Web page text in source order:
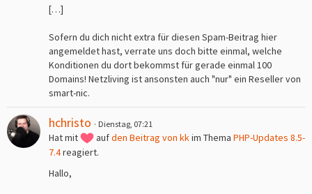
[…]
Sofern du dich nicht extra für diesen Spam-Beitrag hier
angemeldet hast, verrate uns doch bitte einmal, welche
Konditionen du dort bekommst für gerade einmal 100
Domains! Netzliving ist ansonsten auch "nur" ein Reseller von
smart-nic.
hchristo Dienstag, 07:21
Hat mit aufden Beitrag von kkim Thema PHP-Updates 8.5-
7.4reagiert.
Hallo,